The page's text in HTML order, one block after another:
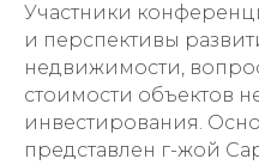
Участники
и перспективы
недвижимости,
стоимости объектов
инвестирования.
представлен г-жой